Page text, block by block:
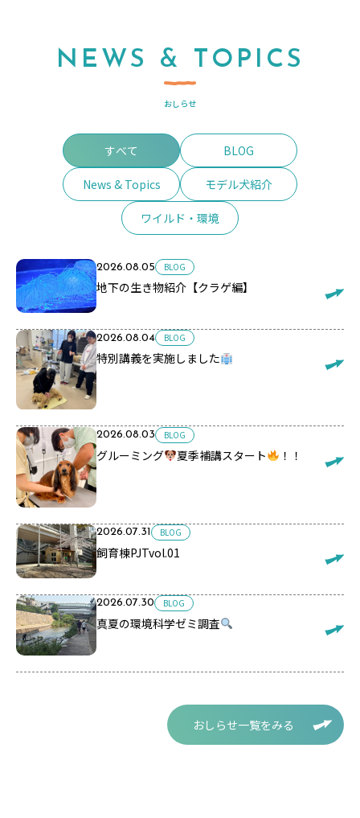
NEWS & TOPICS
おしらせ
すべて BLOG
News & Topics モデル犬紹介
ワイルド・環境
2026.08.05 BLOG
地下の生き物紹介【クラゲ編】
2026.08.04 BLOG
特別講義を実施しました
2026.08.03 BLOG
グルーミング 夏季補講スタート ！！
2026.07.31 BLOG
飼育棟PJTvol.01
2026.07.30 BLOG
真夏の環境科学ゼミ調査
おしらせ一覧をみる